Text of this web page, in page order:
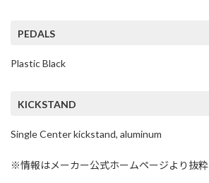
PEDALS
Plastic Black
KICKSTAND
Single Center kickstand, aluminum
※情報はメーカー公式ホームページより抜粋